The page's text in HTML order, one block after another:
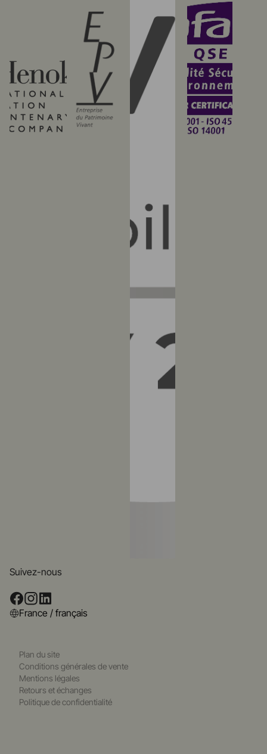
Suivez-nous
France / français
Plan du site
Conditions générales de vente
Mentions légales
Retours et échanges
Politique de confidentialité